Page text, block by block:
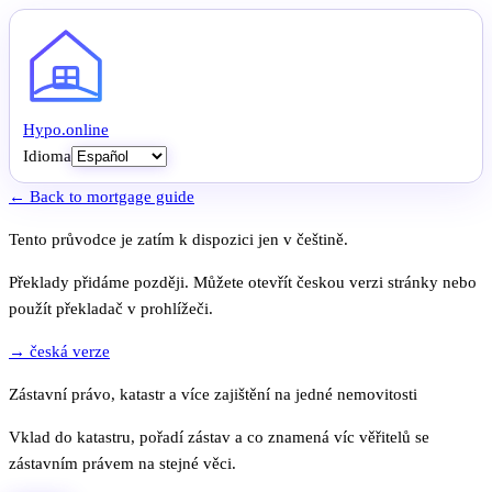
Hypo.online
Idioma
← Back to mortgage guide
Tento průvodce je zatím k dispozici jen v češtině.
Překlady přidáme později. Můžete otevřít českou verzi stránky nebo
použít překladač v prohlížeči.
→ česká verze
Zástavní právo, katastr a více zajištění na jedné nemovitosti
Vklad do katastru, pořadí zástav a co znamená víc věřitelů se
zástavním právem na stejné věci.